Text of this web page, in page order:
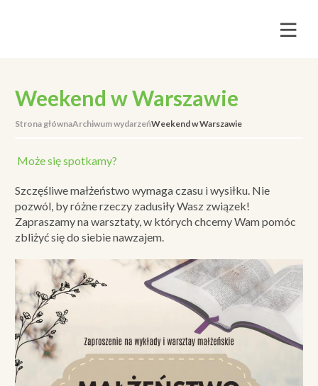
Weekend w Warszawie
Strona głównaArchiwum wydarzeńWeekend w Warszawie
Może się spotkamy?
Szczęśliwe małżeństwo wymaga czasu i wysiłku. Nie
pozwól, by różne rzeczy zadusiły Wasz związek!
Zapraszamy na warsztaty, w których chcemy Wam pomóc
zbliżyć się do siebie nawzajem.